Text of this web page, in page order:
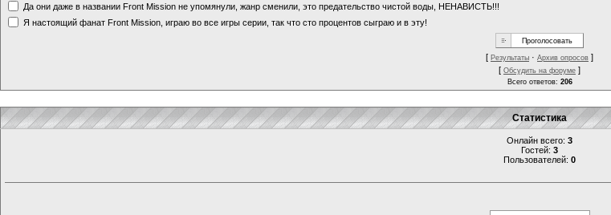
Да они даже в названии Front Mission не упомянули, жанр сменили, это предательство чистой воды, НЕНАВИСТЬ!!!
Я настоящий фанат Front Mission, играю во все игры серии, так что сто процентов сыграю и в эту!
[ Результаты · Архив опросов ]
[ Обсудить на форуме ]
Всего ответов: 206
Статистика
Онлайн всего: 3
Гостей: 3
Пользователей: 0